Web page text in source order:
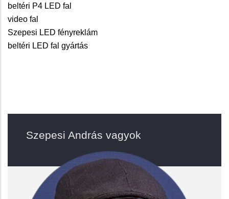
beltéri P4 LED fal
video fal
Szepesi LED fényreklám
beltéri LED fal gyártás
Szepesi András vagyok